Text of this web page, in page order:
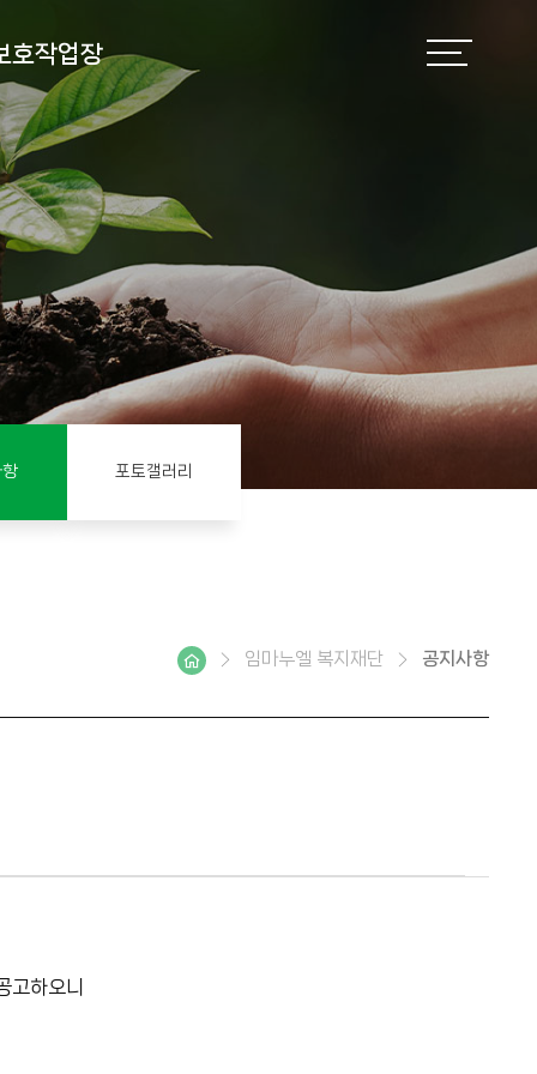
호작업장
포토갤러리
임마누엘 복지재단 공지사항
고하오니